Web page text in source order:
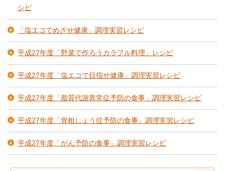
シピ
「塩エコでめざせ健康」調理実習レシピ
平成27年度「野菜で作ろうカラフル料理」レシピ
平成27年度「塩エコで目指せ健康」調理実習レシピ
平成27年度「脂質代謝異常症予防の食事」調理実習レシピ
平成27年度「骨粗しょう症予防の食事」調理実習レシピ
平成27年度「がん予防の食事」調理実習レシピ